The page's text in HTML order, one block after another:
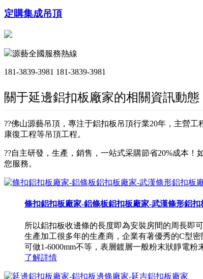
定購集成吊頂
源藝全國服務熱線
181-3839-3981 181-3839-3981
關于延邊鋁扣板廠家的相關資訊動態
??佛山源藝吊頂，專注于鋁扣板吊頂行業20年，主營
康復工程等吊頂工程。
??自主研發，生產，銷售，一站式采購節省20%成本！
您服務。
條扣鋁扣板廠家-鋁條板鋁扣板廠家-武漢條形鋁扣
所以鋁扣板收邊條的長度即為安裝房間的周長即
生產加工很多年的生產商，企業有著優秀的C型
可做1-6000mm不等，表層鍍層一般粉末狀靜電粉
了解詳情